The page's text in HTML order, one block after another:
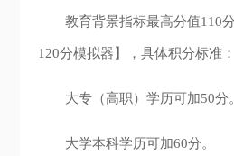
教育背景指标最高分值110分
120分模拟器】，具体积分标准：
大专（高职）学历可加50分
大学本科学历可加60分。